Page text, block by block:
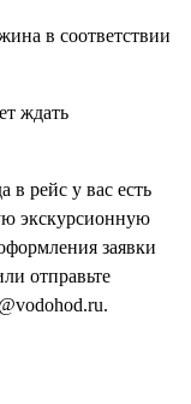
в соответствии
ждать
в рейс у вас есть
экскурсионную
заявки
отправьте